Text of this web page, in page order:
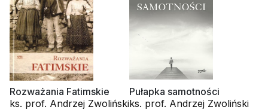
Rozważania Fatimskie
ks. prof. Andrzej Zwoliński
Pułapka samotności
ks. prof. Andrzej Zwoliński